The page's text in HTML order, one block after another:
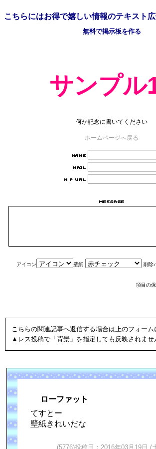
こちらにはお得で嬉しい情報のテキスト
無料で掲示板を作る
サンプル
何か記念に書いてください
ホームページへ戻る
アイコン 壁紙 削除
項目の
こちらの関連記事へ返信する場合は上のフォーム
▲レス投稿で「背景」を指定しても反映されませ
ローファット
てすとー
壁紙きれいだな
(5776)投稿日：2016年03月19日 (